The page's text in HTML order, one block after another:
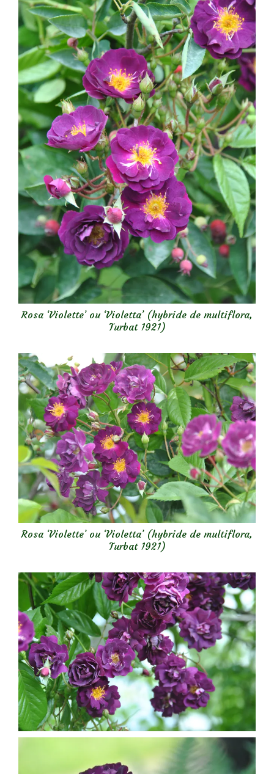
Rosa ‘Violette’ ou ‘Violetta’ (hybride de multiflora,
Turbat 1921)
Rosa ‘Violette’ ou ‘Violetta’ (hybride de multiflora,
Turbat 1921)